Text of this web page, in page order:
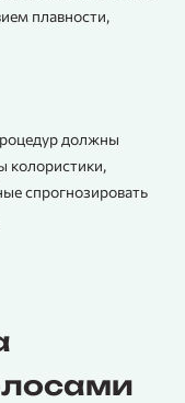
плавности,
должны
колористики,
спрогнозировать